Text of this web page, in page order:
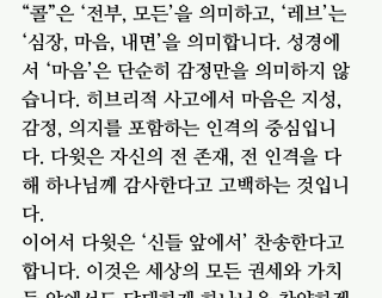
“콜”은 ‘전부, 모든’을 의미하고, ‘레브’는
‘심장, 마음, 내면’을 의미합니다. 성경에
서 ‘마음’은 단순히 감정만을 의미하지 않
습니다. 히브리적 사고에서 마음은 지성,
감정, 의지를 포함하는 인격의 중심입니
다. 다윗은 자신의 전 존재, 전 인격을 다
해 하나님께 감사한다고 고백하는 것입니
다.
이어서 다윗은 ‘신들 앞에서’ 찬송한다고
합니다. 이것은 세상의 모든 권세와 가치